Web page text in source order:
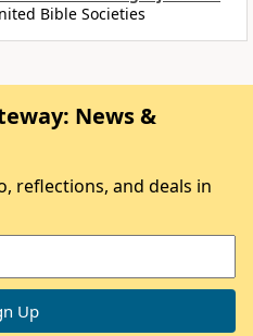
Bible Societies
News &
reflections, and deals in